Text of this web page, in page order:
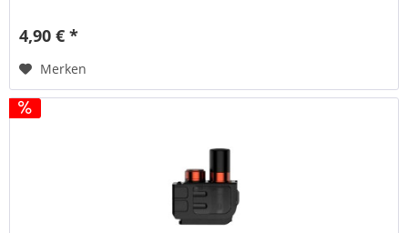
4,90 € *
Merken